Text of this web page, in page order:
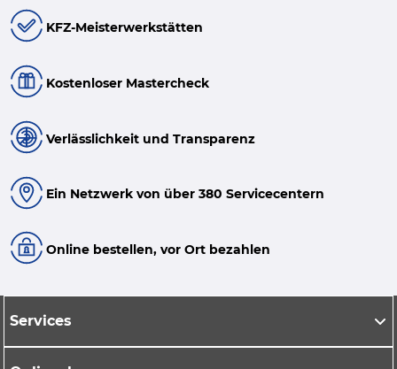
KFZ-Meisterwerkstätten
Kostenloser Mastercheck
Verlässlichkeit und Transparenz
Ein Netzwerk von über 380 Servicecentern
Online bestellen, vor Ort bezahlen
Services